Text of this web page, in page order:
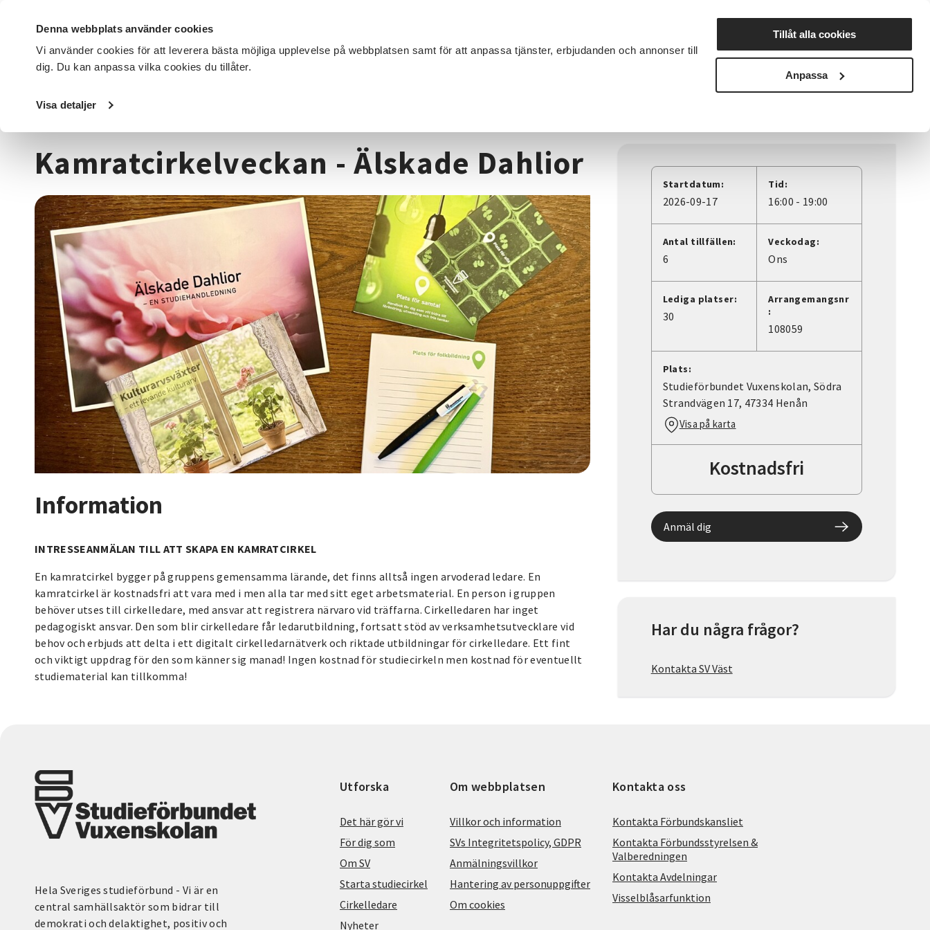
Denna webbplats använder cookies
Vi använder cookies för att leverera bästa möjliga upplevelse på webbplatsen samt för att anpassa tjänster, erbjudanden och annonser till
dig. Du kan anpassa vilka cookies du tillåter.
Visa detaljer
Tillåt alla cookies
Anpassa
DET HÄR GÖR VI FÖR DIG SOM SÖK KURSER OCH EVENEMANG Nyheter Avdelningar
Startsida / Kurser och evenemang
Kamratcirkelveckan - Älskade Dahlior
Information
INTRESSEANMÄLAN TILL ATT SKAPA EN KAMRATCIRKEL
En kamratcirkel bygger på gruppens gemensamma lärande, det finns alltså ingen arvoderad ledare. En
kamratcirkel är kostnadsfri att vara med i men alla tar med sitt eget arbetsmaterial. En person i gruppen
behöver utses till cirkelledare, med ansvar att registrera närvaro vid träffarna. Cirkelledaren har inget
pedagogiskt ansvar. Den som blir cirkelledare får ledarutbildning, fortsatt stöd av verksamhetsutvecklare vid
behov och erbjuds att delta i ett digitalt cirkelledarnätverk och riktade utbildningar för cirkelledare. Ett fint
och viktigt uppdrag för den som känner sig manad! Ingen kostnad för studiecirkeln men kostnad för eventuellt
studiematerial kan tillkomma!
Startdatum:
2026-09-17
Tid:
16:00 - 19:00
Antal tillfällen:
6
Veckodag:
Ons
Lediga platser:
30
Arrangemangsnr
:
108059
Plats:
Studieförbundet Vuxenskolan, Södra
Strandvägen 17, 47334 Henån
Visa på karta
Kostnadsfri
Anmäl dig
Har du några frågor?
Kontakta SV Väst
Hela Sveriges studieförbund - Vi är en
central samhällsaktör som bidrar till
demokrati och delaktighet, positiv och
Utforska
Det här gör vi
För dig som
Om SV
Starta studiecirkel
Cirkelledare
Nyheter
Om webbplatsen
Villkor och information
SVs Integritetspolicy, GDPR
Anmälningsvillkor
Hantering av personuppgifter
Om cookies
Kontakta oss
Kontakta Förbundskansliet
Kontakta Förbundsstyrelsen &
Valberedningen
Kontakta Avdelningar
Visselblåsarfunktion